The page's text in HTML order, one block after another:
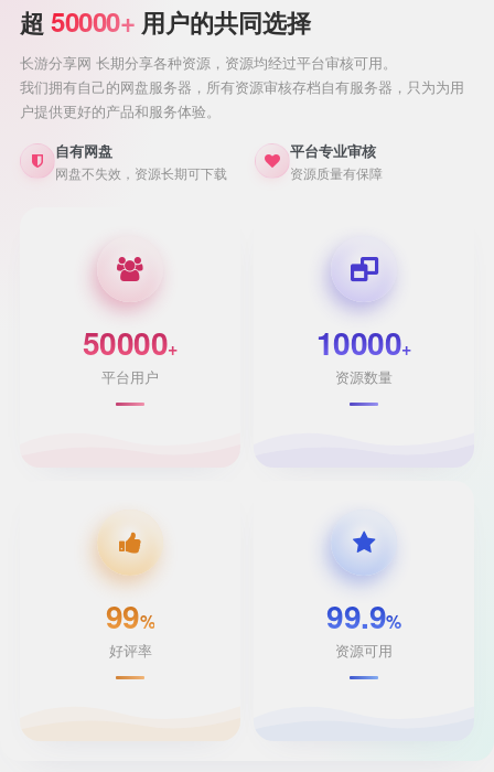
超 50000+ 用户的共同选择
长游分享网 长期分享各种资源，资源均经过平台审核可用。
我们拥有自己的网盘服务器，所有资源审核存档自有服务器，只为为用
户提供更好的产品和服务体验。
自有网盘
网盘不失效，资源长期可下载
平台专业审核
资源质量有保障
50000+
平台用户
10000+
资源数量
99%
好评率
99.9%
资源可用